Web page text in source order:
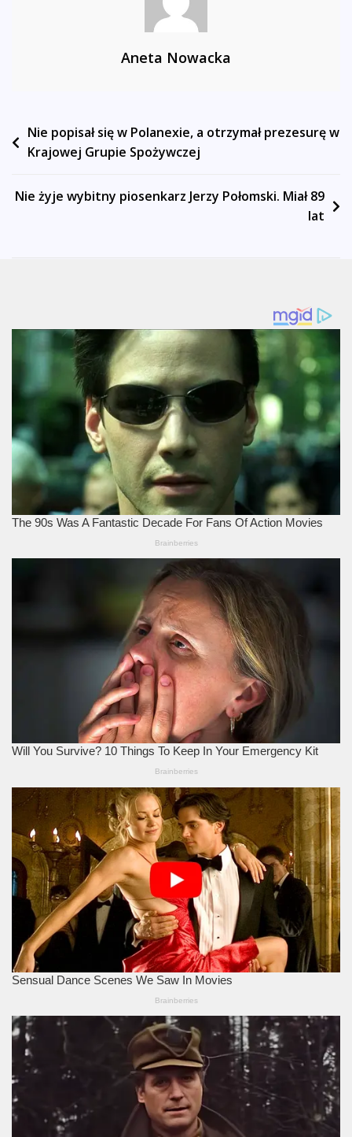
Aneta Nowacka
Nawigacja
wpisu
Nie popisał się w Polanexie, a otrzymał prezesurę w
Krajowej Grupie Spożywczej
Nie żyje wybitny piosenkarz Jerzy Połomski. Miał 89
lat